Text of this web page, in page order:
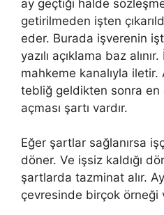
ay geçtiği halde
getirilmeden işten
eder. Burada işverenin
yazılı açıklama baz
mahkeme kanalıyla iletir.
tebliğ geldikten sonra
açması şartı vardır.
Eğer şartlar sağlanırsa
döner. Ve işsiz kaldığı
şartlarda tazminat alır.
çevresinde birçok örneği